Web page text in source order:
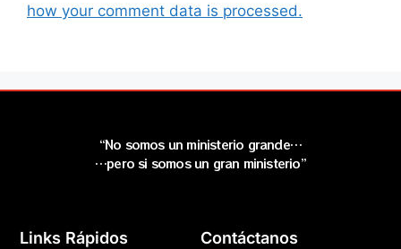
how your comment data is processed.
“No somos un ministerio grande…
…pero si somos un gran ministerio”
Links Rápidos Contáctanos